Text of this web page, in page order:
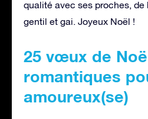
qualité avec ses proches, de
gentil et gai. Joyeux Noël !
25 vœux de
romantiques
amoureux(se)